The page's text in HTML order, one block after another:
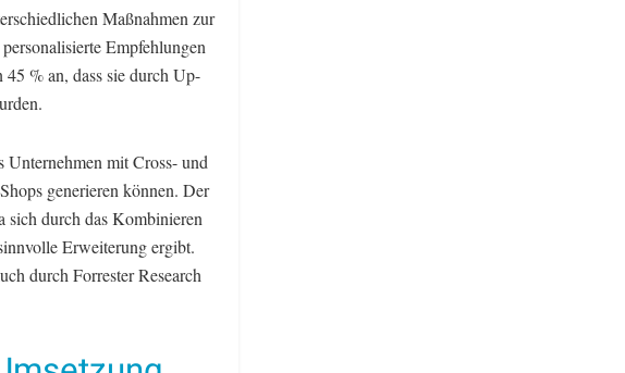
Maßnahmen zur
Empfehlungen
% an, dass sie durch Up-
Unternehmen mit Cross- und
generieren können. Der
sich durch das Kombinieren
Erweiterung ergibt.
durch Forrester Research